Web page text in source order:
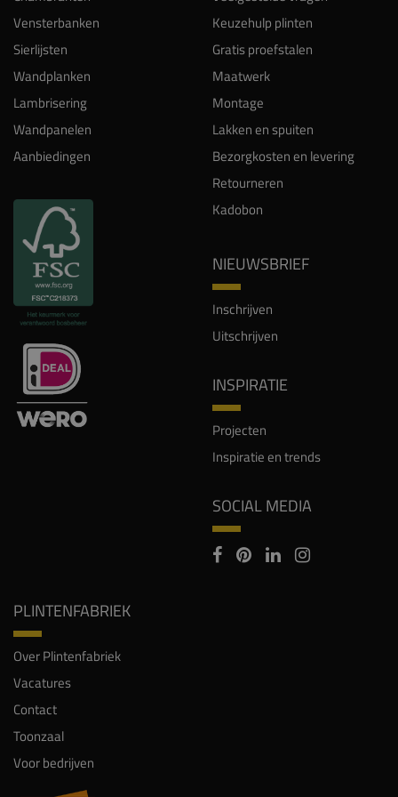
Vensterbanken
Sierlijsten
Wandplanken
Lambrisering
Wandpanelen
Aanbiedingen
Keuzehulp plinten
Gratis proefstalen
Maatwerk
Montage
Lakken en spuiten
Bezorgkosten en levering
Retourneren
Kadobon
NIEUWSBRIEF
Inschrijven
Uitschrijven
INSPIRATIE
Projecten
Inspiratie en trends
SOCIAL MEDIA
PLINTENFABRIEK
Over Plintenfabriek
Vacatures
Contact
Toonzaal
Voor bedrijven